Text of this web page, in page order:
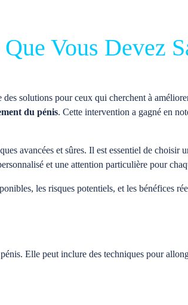
Vous Devez
solutions pour ceux qui cherchent à
du pénis. Cette intervention a gagné en
avancées et sûres. Il est essentiel de choisir
et une attention particulière pour
les risques potentiels, et les bénéfices
Elle peut inclure des techniques pour